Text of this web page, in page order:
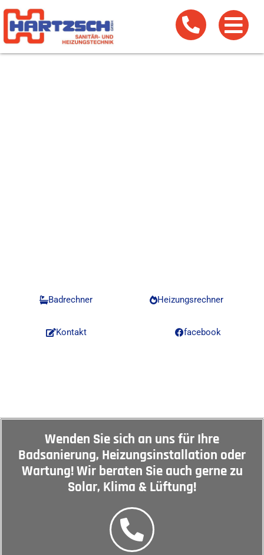
Badrechner Heizungsrechner
Kontakt facebook
Wenden Sie sich an uns für Ihre
Badsanierung, Heizungsinstallation oder
Wartung! Wir beraten Sie auch gerne zu
Solar, Klima & Lüftung!